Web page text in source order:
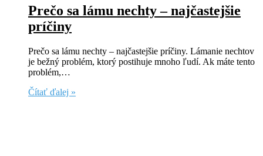
Prečo sa lámu nechty – najčastejšie
príčiny
Prečo sa lámu nechty – najčastejšie príčiny. Lámanie nechtov
je bežný problém, ktorý postihuje mnoho ľudí. Ak máte tento
problém,…
Čítať ďalej »